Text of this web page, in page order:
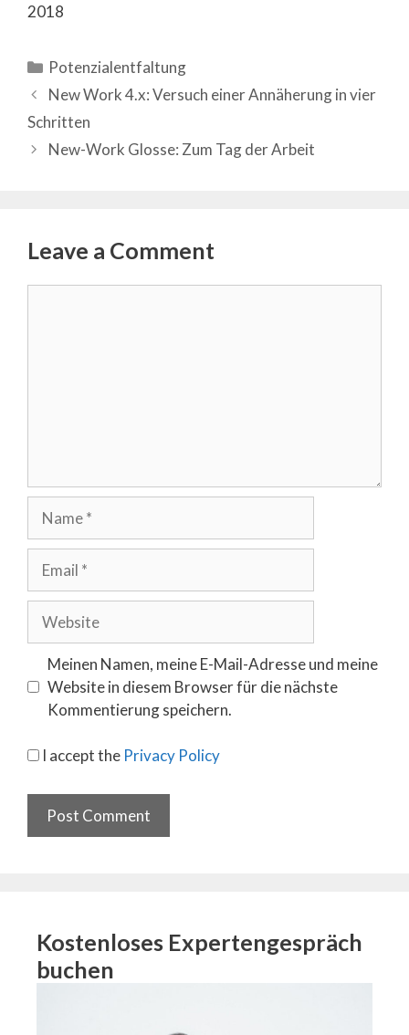
2018
Categories
Potenzialentfaltung
New Work 4.x: Versuch einer Annäherung in vier
Schritten
New-Work Glosse: Zum Tag der Arbeit
Leave a Comment
Meinen Namen, meine E-Mail-Adresse und meine
Website in diesem Browser für die nächste
Kommentierung speichern.
I accept the Privacy Policy
Kostenloses Expertengespräch
buchen